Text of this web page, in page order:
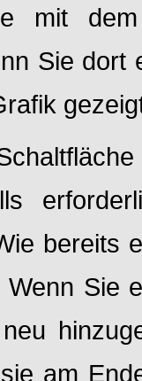
mit
Sie
bereits
Wenn Sie
am